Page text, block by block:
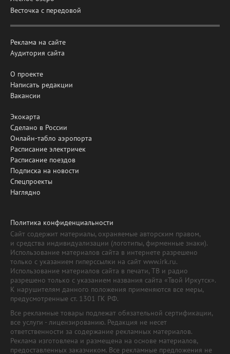
Весточка с передовой
Реклама на сайте
Аудитория сайта
О проекте
Написать редакции
Вакансии
Экокарта
Сделано в России
Онлайн-табло аэропорта
Расписание электричек
Расписание поездов
Подписка на новости
Спецпроекты
Наглядно
Политика конфиденциальности
Сайт содержит материалы, охраняемые авторским правом,
и средства индивидуализации (логотипы, фирменные знаки).
Использование материалов сайта в интернете разрешено
только с указанием гиперссылки на сайт www.irk.ru.
Использование материалов сайта в печати, ТВ и радио
разрешено только с указанием названия сайта «Твой Иркутск».
К нарушителям данного положения применяются все меры,
предусмотренные ст. 1301 ГК РФ.
Все рекламные товары подлежат обязательной сертификации,
все услуги - лицензированию. Редакция не несет
ответственности за содержание рекламных материалов.
Реклама изготовлена и размещена на основе материалов,
предоставленных заказчиком. Все рекламные предложения не